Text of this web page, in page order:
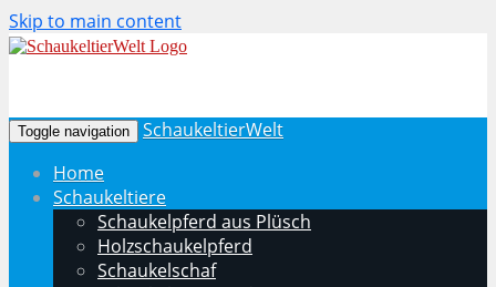
Skip to main content
Toggle navigation
SchaukeltierWelt
Home
Schaukeltiere
Schaukelpferd aus Plüsch
Holzschaukelpferd
Schaukelschaf